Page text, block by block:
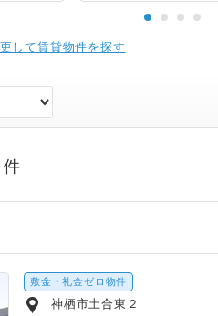
して賃貸物件を探す
件
敷金・礼金ゼロ物件
神栖市土合東２